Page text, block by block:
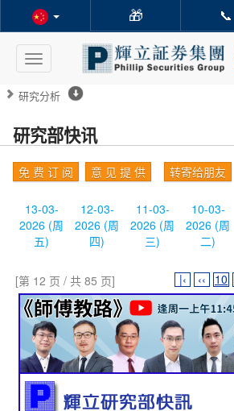
🎁 📞
Toggle
navigation
研究分析
研究部快讯
免 费 订 阅 意 见 提 供 转寄给朋友
13-03-
2026 (周
五)
12-03-
2026 (周
四)
11-03-
2026 (周
三)
10-03-
2026 (周
二)
[第 12 页 / 共 85 页] |‹ ‹‹ 10